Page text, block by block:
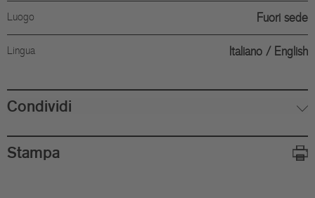
Luogo Fuori sede
Lingua Italiano English
Condividi
Stampa